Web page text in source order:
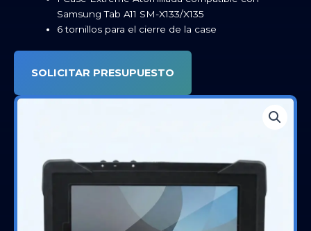
Samsung Tab A11 SM-X133/X135
6 tornillos para el cierre de la case
SOLICITAR PRESUPUESTO